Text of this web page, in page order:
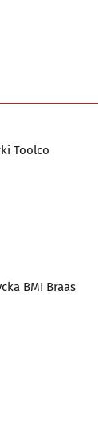
Toolco
BMI Braas